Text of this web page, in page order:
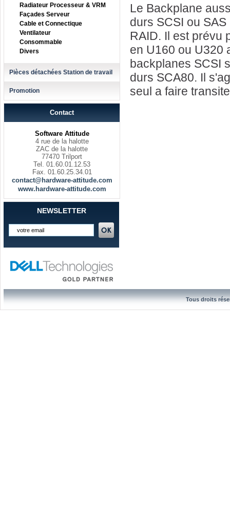
Radiateur Processeur & VRM
Façades Serveur
Cable et Connectique
Ventilateur
Consommable
Divers
Pièces détachées Station de travail
Promotion
Contact
Software Attitude
4 rue de la halotte
ZAC de la halotte
77470 Trilport
Tel. 01.60.01.12.53
Fax. 01.60.25.34.01
contact@hardware-attitude.com
www.hardware-attitude.com
NEWSLETTER
Le Backplane
durs SCSI ou
RAID. Il est prévu
en U160 ou U320
backplanes SCSI
durs SCA80. Il
seul a faire
Tous droits